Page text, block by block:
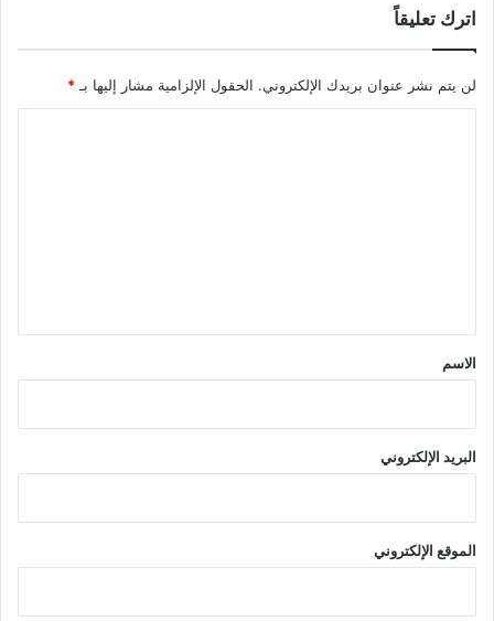
اترك تعليقاً
لن يتم نشر عنوان بريدك الإلكتروني. الحقول الإلزامية مشار إليها بـ *
*
الاسم
البريد الإلكتروني
الموقع الإلكتروني